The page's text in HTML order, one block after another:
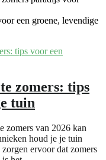
een groene, levendige
zomers: tips
tuin
zomers van 2026 kan
houd je je tuin
ervoor dat zomers